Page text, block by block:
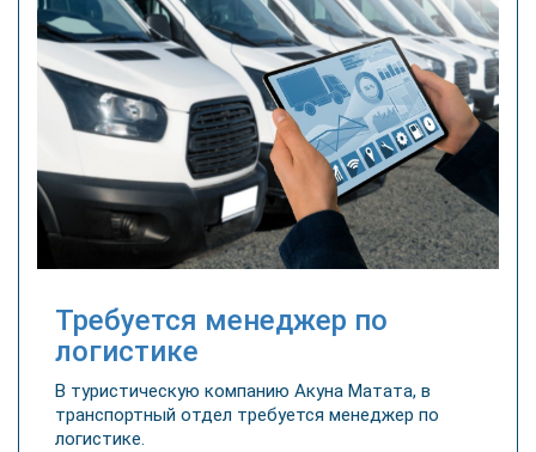
Требуется менеджер по
логистике
В туристическую компанию Акуна Матата, в
транспортный отдел требуется менеджер по
логистике.